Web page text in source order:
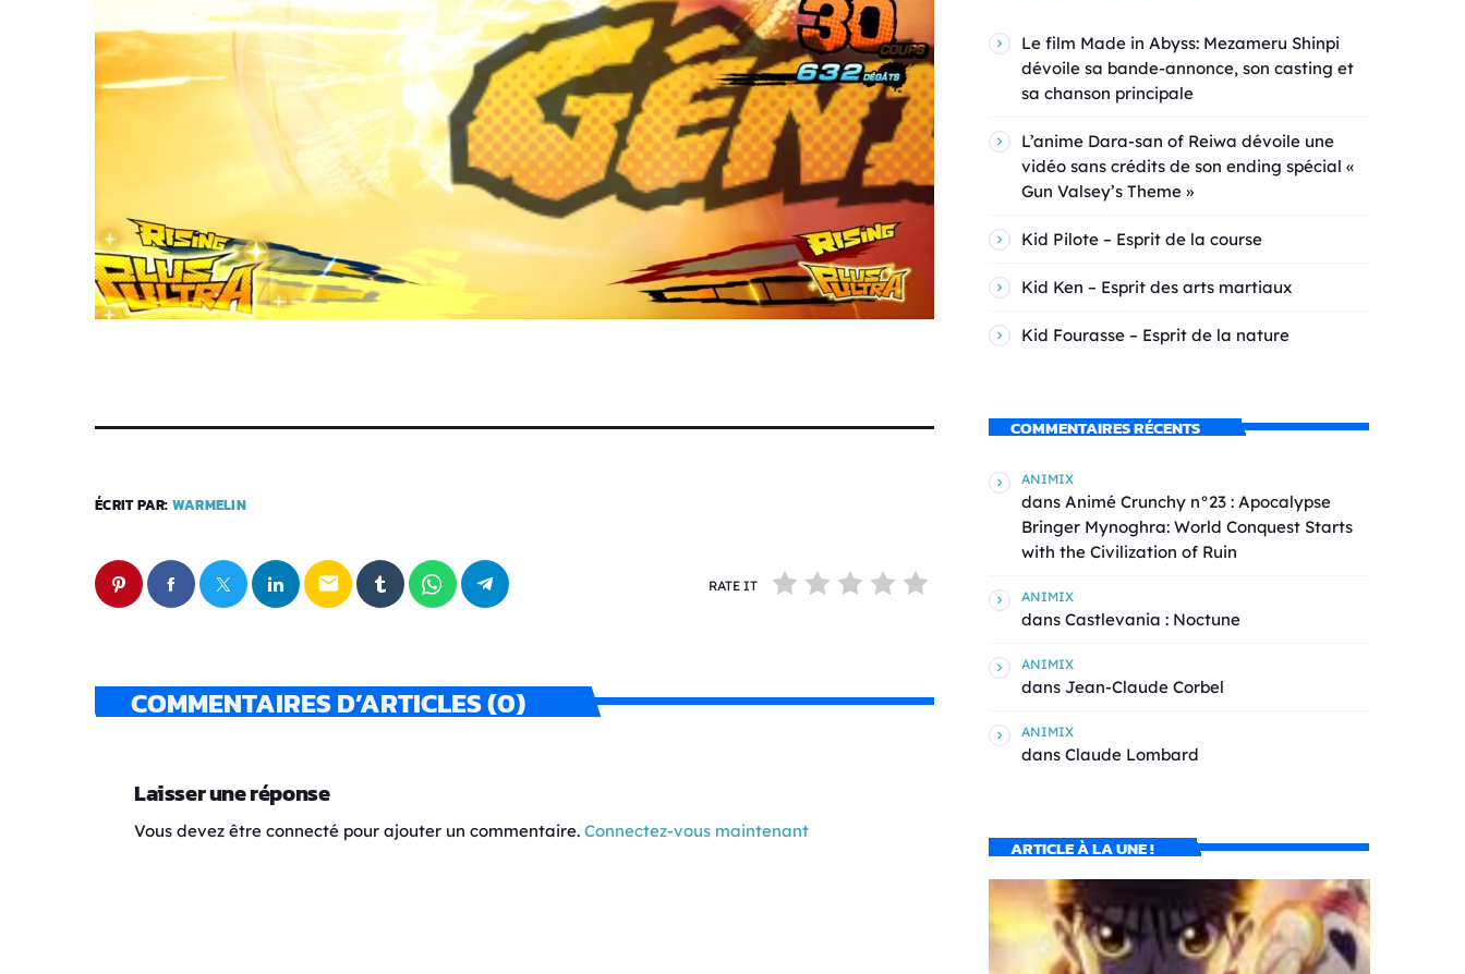
ÉCRIT PAR: WARMELIN
email RATE IT
COMMENTAIRES D’ARTICLES (0)
Laisser une réponse
Vous devez être connecté pour ajouter un commentaire. Connectez-vous maintenant
Le film Made in Abyss: Mezameru Shinpi
dévoile sa bande-annonce, son casting et
sa chanson principale
L’anime Dara-san of Reiwa dévoile une
vidéo sans crédits de son ending spécial «
Gun Valsey’s Theme »
Kid Pilote – Esprit de la course
Kid Ken – Esprit des arts martiaux
Kid Fourasse – Esprit de la nature
COMMENTAIRES RÉCENTS
ANIMIX
dans Animé Crunchy n°23 : Apocalypse
Bringer Mynoghra: World Conquest Starts
with the Civilization of Ruin
ANIMIX
dans Castlevania : Noctune
ANIMIX
dans Jean-Claude Corbel
ANIMIX
dans Claude Lombard
ARTICLE À LA UNE !